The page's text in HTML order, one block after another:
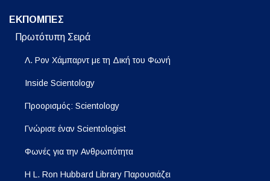
ΕΚΠΟΜΠΕΣ
Πρωτότυπη Σειρά
Λ. Ρον Χάμπαρντ με τη Δική του Φωνή
Inside Scientology
Προορισμός: Scientology
Γνώρισε έναν Scientologist
Φωνές για την Ανθρωπότητα
Η L. Ron Hubbard Library Παρουσιάζει